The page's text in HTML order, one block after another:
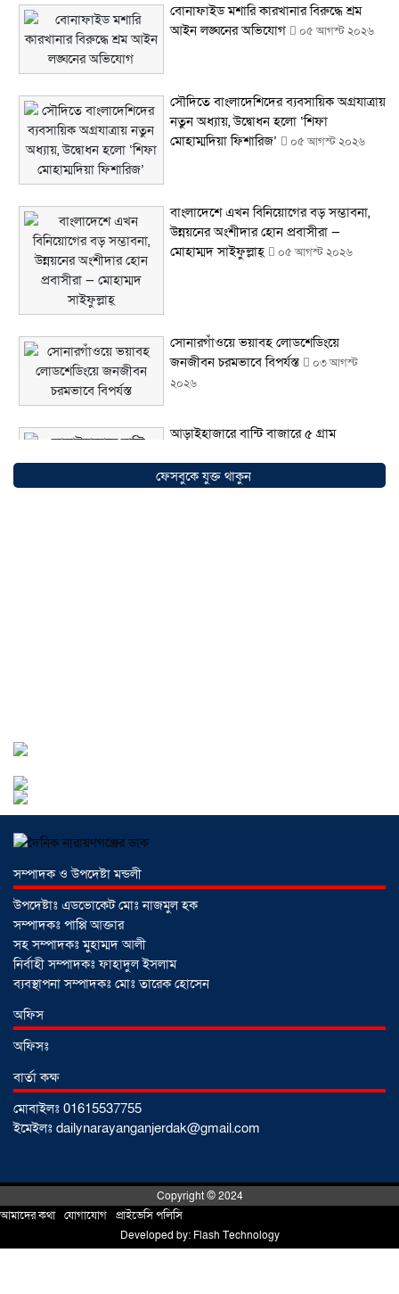
বোনাফাইড মশারি কারখানার বিরুদ্ধে শ্রম
আইন লঙ্ঘনের অভিযোগ
০৫ আগস্ট ২০২৬
সৌদিতে বাংলাদেশিদের ব্যবসায়িক অগ্রযাত্রায়
নতুন অধ্যায়, উদ্বোধন হলো ‘শিফা
মোহাম্মদিয়া ফিশারিজ’
০৫ আগস্ট ২০২৬
বাংলাদেশে এখন বিনিয়োগের বড় সম্ভাবনা,
উন্নয়নের অংশীদার হোন প্রবাসীরা —
মোহাম্মদ সাইফুল্লাহ্
০৫ আগস্ট ২০২৬
সোনারগাঁওয়ে ভয়াবহ লোডশেডিংয়ে
জনজীবন চরমভাবে বিপর্যস্ত
০৩ আগস্ট
২০২৬
আড়াইহাজারে বান্টি বাজারে ৫ গ্রাম
নেতৃত্বে বাঁধন-ইমন ০২ আগস্ট ২০২৬
আড়াইহাজারে বিএনপি-জামায়াতের মিছিলে
মুখোমুখি অবস্থান
সোনারগাঁয়ে দুটি হাসপাতালকে ভ্রাম্যমান
একদলীয় শাসনের চেষ্টা করছে সরকার
সোনারগাঁয়ে পুকুরের পানিতে ডুবে শিশুর মৃত্যু,
আহত ১ ৩১ জুলাই ২০২৬
ফেসবুকে যুক্ত থাকুন
সম্পাদক ও উপদেষ্টা মন্ডলী
উপদেষ্টাঃ এডভোকেট মোঃ নাজমুল হক
সম্পাদকঃ পাপ্পি আক্তার
সহ সম্পাদকঃ মুহাম্মদ আলী
নির্বাহী সম্পাদকঃ ফাহাদুল ইসলাম
ব্যবস্থাপনা সম্পাদকঃ মোঃ তারেক হোসেন
অফিস
অফিসঃ
বার্তা কক্ষ
মোবাইলঃ 01615537755
ইমেইলঃ dailynarayanganjerdak@gmail.com
Copyright © 2024
আমাদের কথা যোগাযোগ প্রাইভেসি পলিসি
Developed by: Flash Technology